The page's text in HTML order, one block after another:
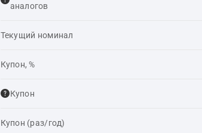
аналогов
Текущий номинал
Купон, %
Купон
Купон (раз/год)